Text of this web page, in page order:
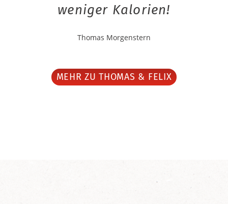
weniger Kalorien!
Thomas Morgenstern
MEHR ZU THOMAS & FELIX